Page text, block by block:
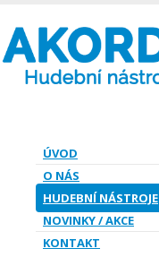
ÚVOD
O NÁS
HUDEBNÍ NÁSTROJE
NOVINKY / AKCE
KONTAKT